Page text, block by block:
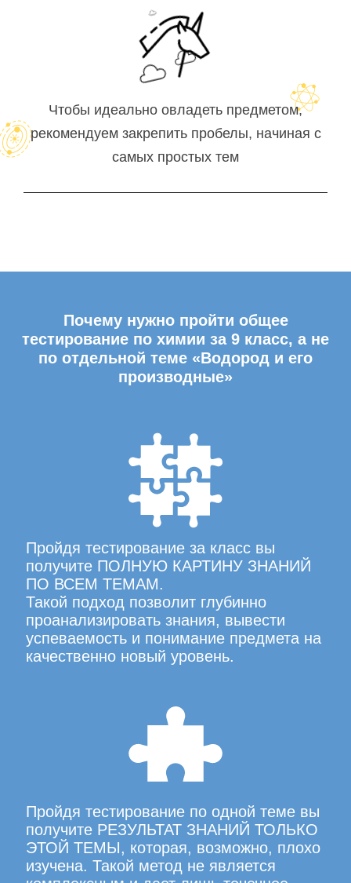
Чтобы идеально овладеть предметом,
рекомендуем закрепить пробелы, начиная с
самых простых тем
Почему нужно пройти общее
тестирование по химии за 9 класс, а не
по отдельной теме «Водород и его
производные»
Пройдя тестирование за класс вы
получите ПОЛНУЮ КАРТИНУ ЗНАНИЙ
ПО ВСЕМ ТЕМАМ.
Такой подход позволит глубинно
проанализировать знания, вывести
успеваемость и понимание предмета на
качественно новый уровень.
Пройдя тестирование по одной теме вы
получите РЕЗУЛЬТАТ ЗНАНИЙ ТОЛЬКО
ЭТОЙ ТЕМЫ, которая, возможно, плохо
изучена. Такой метод не является